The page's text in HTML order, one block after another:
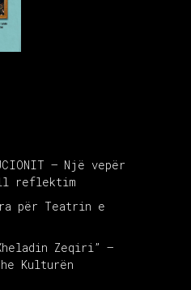
– Një vepër
reflektim
për Teatrin e
Zeqiri” –
Kulturën